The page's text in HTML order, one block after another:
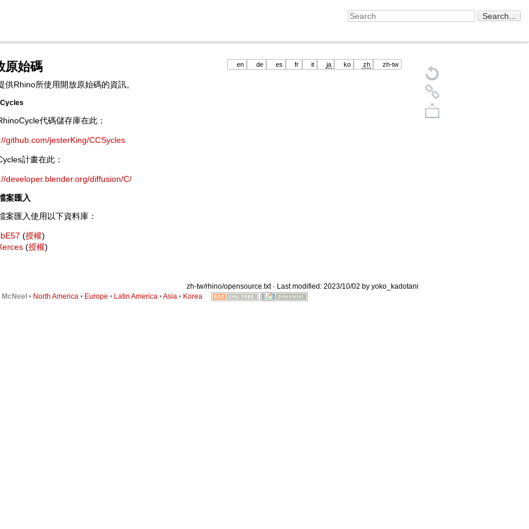
en de es fr it ja ko zh zh-tw
原始碼
供Rhino所使用開放原始碼的資訊。
代碼儲存庫在此：
github.com/jesterKing/CCSycles
計畫在此：
developer.blender.org/diffusion/C/
案匯入
案匯入使用以下資料庫：
(授權)
(授權)
zh-tw/rhino/opensource.txt· Last modified: 2023/10/02 by yoko_kadotani
McNeel • North America• Europe • Latin America•Asia• Korea